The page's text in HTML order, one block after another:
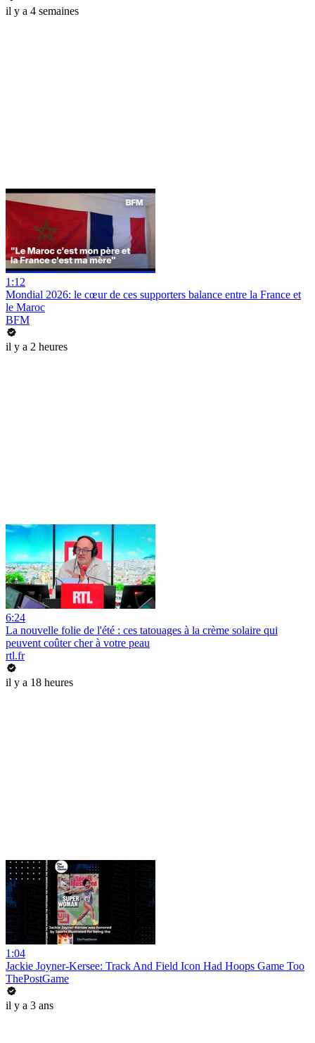
il y a 4 semaines
1:12
Mondial 2026: le cœur de ces supporters balance entre la France et
le Maroc
BFM
il y a 2 heures
6:24
La nouvelle folie de l'été : ces tatouages à la crème solaire qui
peuvent coûter cher à votre peau
rtl.fr
il y a 18 heures
1:04
Jackie Joyner-Kersee: Track And Field Icon Had Hoops Game Too
ThePostGame
il y a 3 ans